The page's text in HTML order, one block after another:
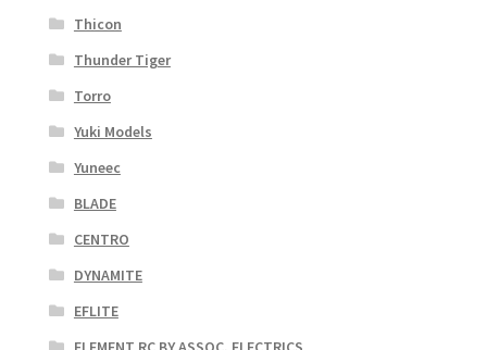
Thicon
Thunder Tiger
Torro
Yuki Models
Yuneec
BLADE
CENTRO
DYNAMITE
EFLITE